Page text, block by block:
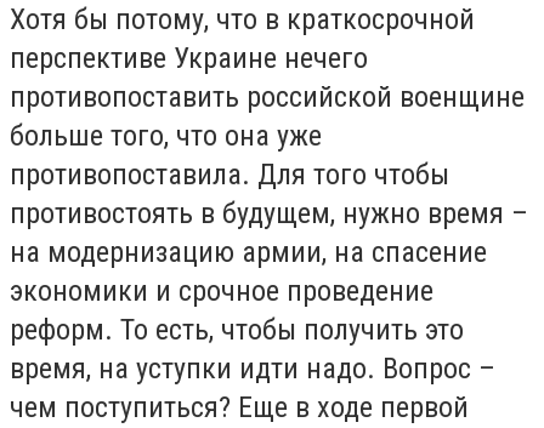
Хотя бы потому, что в краткосрочной
перспективе Украине нечего
противопоставить российской военщине
больше того, что она уже
противопоставила. Для того чтобы
противостоять в будущем, нужно время –
на модернизацию армии, на спасение
экономики и срочное проведение
реформ. То есть, чтобы получить это
время, на уступки идти надо. Вопрос –
чем поступиться? Еще в ходе первой